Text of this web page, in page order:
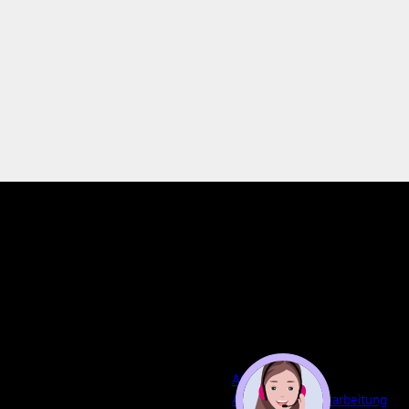
AGB
Auftragsdatenverarbeitung